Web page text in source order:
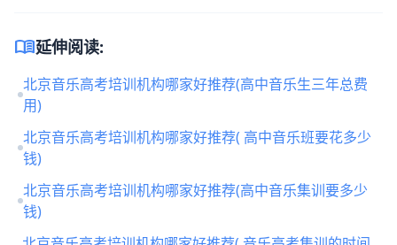
menu_book延伸阅读:
北京音乐高考培训机构哪家好推荐(高中音乐生三年总费
用)
北京音乐高考培训机构哪家好推荐( 高中音乐班要花多少
钱)
北京音乐高考培训机构哪家好推荐(高中音乐集训要多少
钱)